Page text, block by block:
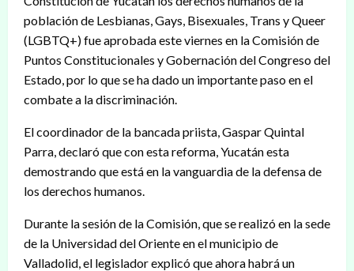
población de Lesbianas, Gays, Bisexuales, Trans y Queer
(LGBTQ+) fue aprobada este viernes en la Comisión de
Puntos Constitucionales y Gobernación del Congreso del
Estado, por lo que se ha dado un importante paso en el
combate a la discriminación.
El coordinador de la bancada priista, Gaspar Quintal
Parra, declaró que con esta reforma, Yucatán esta
demostrando que está en la vanguardia de la defensa de
los derechos humanos.
Durante la sesión de la Comisión, que se realizó en la sede
de la Universidad del Oriente en el municipio de
Valladolid, el legislador explicó que ahora habrá un